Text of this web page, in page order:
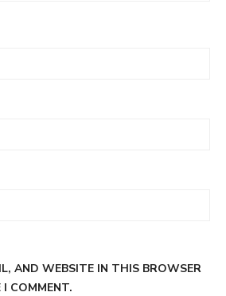
AND WEBSITE IN THIS BROWSER
COMMENT.